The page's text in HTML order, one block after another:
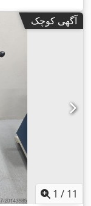
آگهی کوچک
1 / 11